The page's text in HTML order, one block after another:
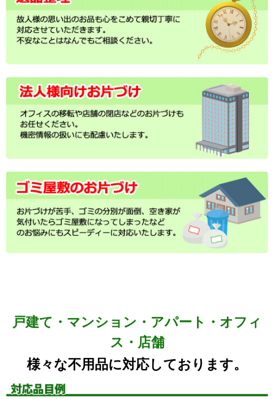
戸建て・マンション・アパート・オフィ
ス・店舗
様々な不用品に対応しております。